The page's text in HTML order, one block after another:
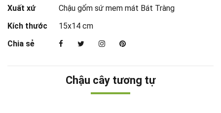
Xuất xứ
Chậu gốm sứ mem mát Bát Tràng
Kích thước
15x14 cm
Chia sẻ
Chậu cây tương tự